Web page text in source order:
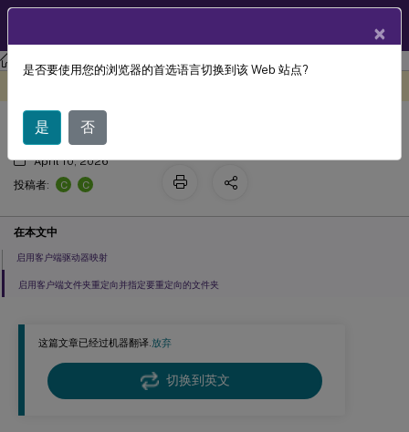
Linux 虚拟投递代理 Linux 虚拟投递代理 2407
这篇文章已经过机器翻译.放弃
切换到英文
客户端驱动器映射
April 10, 2026
投稿者:
C C
在本文中
启用客户端驱动器映射
启用客户端文件夹重定向并指定要重定向的文件夹
×
是否要使用您的浏览器的首选语言切换到该 Web 站点?
是 否